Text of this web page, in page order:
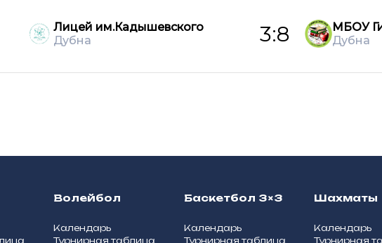
Лицей им.Кадышевского
Дубна
3:8
МБОУ
Дубна
Волейбол
Календарь
Турнирная таблица
Баскетбол 3×3
Календарь
Турнирная таблица
Шахматы
Календарь
Турнирная